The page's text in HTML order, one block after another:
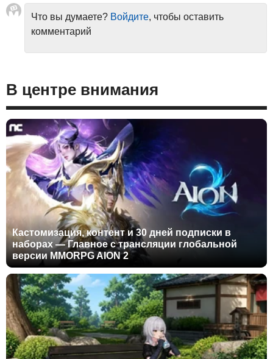
Что вы думаете? Войдите, чтобы оставить
комментарий
В центре внимания
Кастомизация, контент и 30 дней подписки в
наборах — Главное с трансляции глобальной
версии MMORPG AION 2